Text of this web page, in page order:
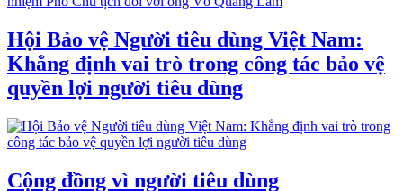
Hội Bảo vệ Người tiêu dùng Việt Nam:
Khẳng định vai trò trong công tác bảo vệ
quyền lợi người tiêu dùng
Cộng đồng vì người tiêu dùng